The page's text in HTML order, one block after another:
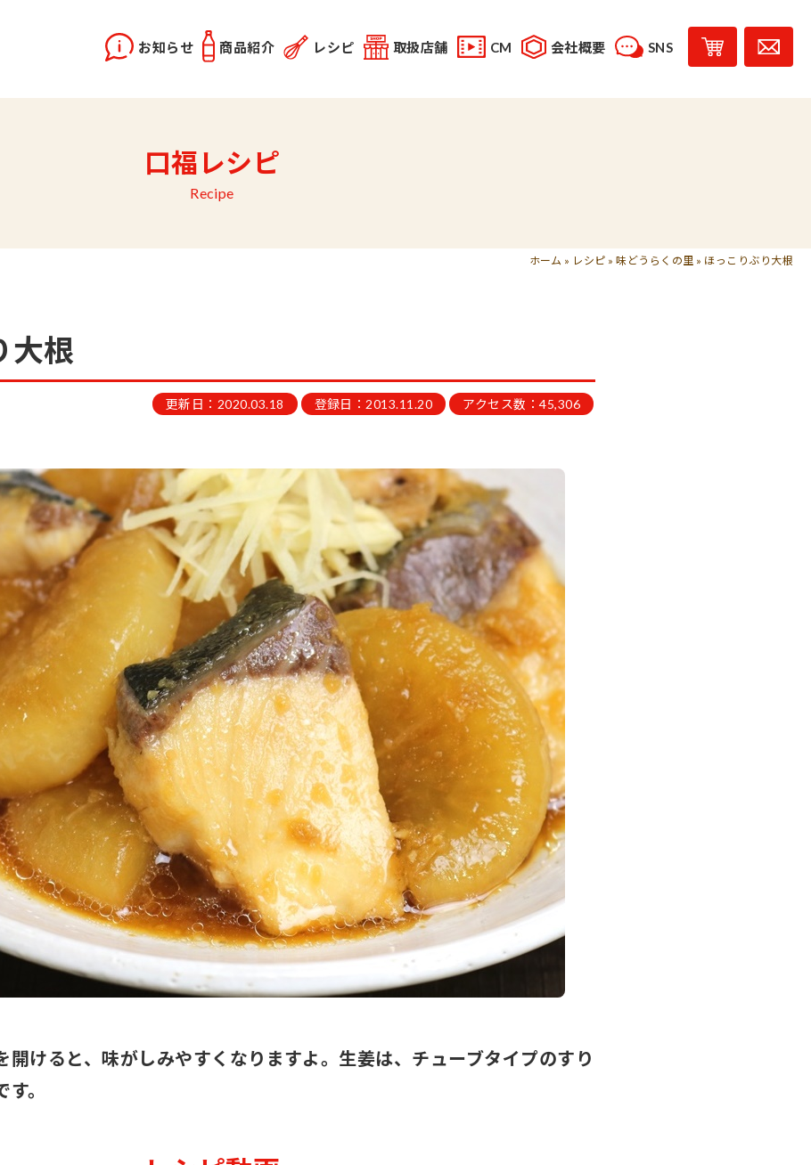
お知らせ 商品紹介
あま塩醤油
レシピ
レシピ動画 料理勉強会
取扱店舗 CM 会社概要
佐竹会長のお話
SNS
口福レシピ
Recipe
ホーム » レシピ »味どうらくの里 » ほっこりぶり大根
大根
更新日：2020.03.18 登録日：2013.11.20 アクセス数：45,306
開けると、味がしみやすくなりますよ。生姜は、チューブタイプのすり
。